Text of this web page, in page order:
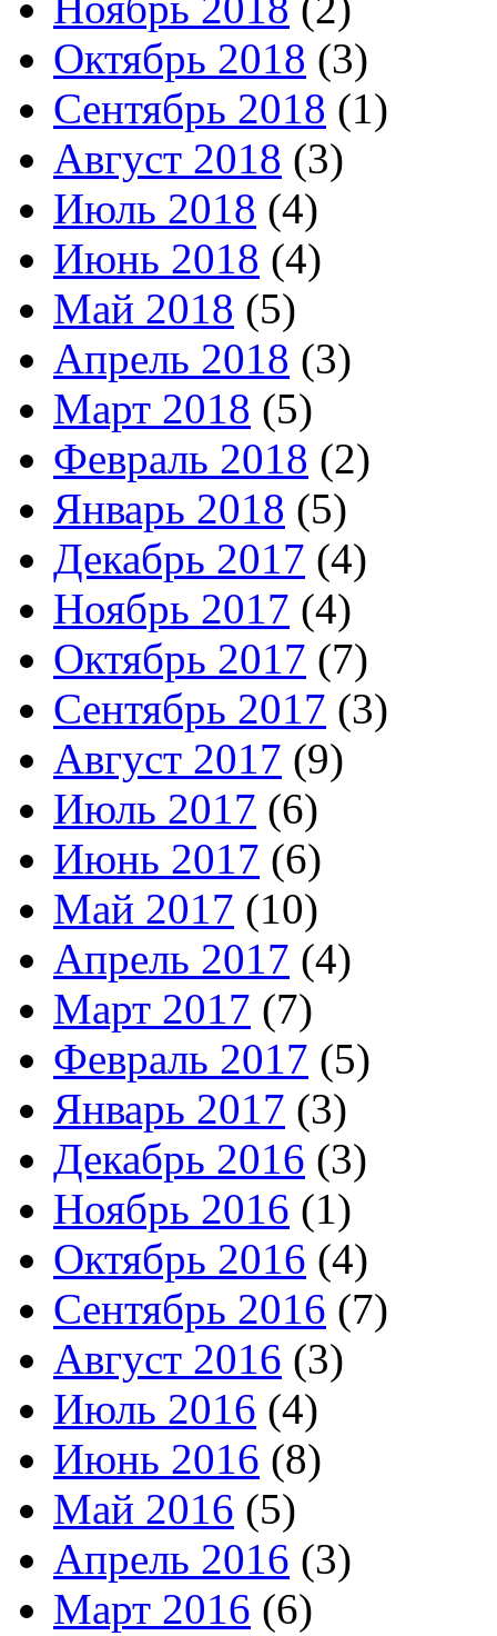
Октябрь 2018 (3)
Сентябрь 2018 (1)
Август 2018 (3)
Июль 2018 (4)
Июнь 2018 (4)
Май 2018 (5)
Апрель 2018 (3)
Март 2018 (5)
Февраль 2018 (2)
Январь 2018 (5)
Декабрь 2017 (4)
Ноябрь 2017 (4)
Октябрь 2017 (7)
Сентябрь 2017 (3)
Август 2017 (9)
Июль 2017 (6)
Июнь 2017 (6)
Май 2017 (10)
Апрель 2017 (4)
Март 2017 (7)
Февраль 2017 (5)
Январь 2017 (3)
Декабрь 2016 (3)
Ноябрь 2016 (1)
Октябрь 2016 (4)
Сентябрь 2016 (7)
Август 2016 (3)
Июль 2016 (4)
Июнь 2016 (8)
Май 2016 (5)
Апрель 2016 (3)
Март 2016 (6)